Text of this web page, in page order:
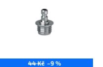
44 Kč –9 %